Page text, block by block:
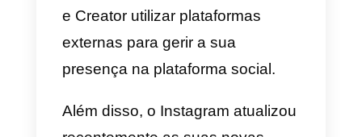
possibilidade de gerir algumas
das atividades na rede social
dedicadas a esta finalidade.